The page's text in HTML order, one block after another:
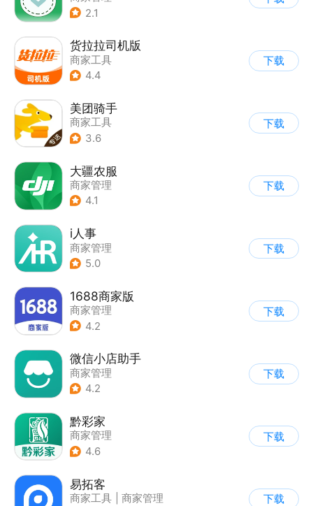
2.1
货拉拉司机版
商家工具
4.4
下载
美团骑手
商家工具
3.6
下载
大疆农服
商家管理
4.1
下载
i人事
商家管理
5.0
下载
1688商家版
商家管理
4.2
下载
微信小店助手
商家管理
4.2
下载
黔彩家
商家管理
4.6
下载
易拓客
商家工具
商家管理
下载